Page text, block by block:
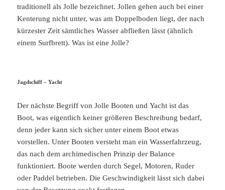
traditionell als Jolle bezeichnet. Jollen gehen auch bei einer
Kenterung nicht unter, was am Doppelboden liegt, der nach
kürzester Zeit sämtliches Wasser abfließen lässt (ähnlich
einem Surfbrett). Was ist eine Jolle?
Jagdschiff – Yacht
Der nächste Begriff von Jolle Booten und Yacht ist das
Boot, was eigentlich keiner größeren Beschreibung bedarf,
denn jeder kann sich sicher unter einem Boot etwas
vorstellen. Unter Booten versteht man ein Wasserfahrzeug,
das nach dem archimedischen Prinzip der Balance
funktioniert. Boote werden durch Segel, Motoren, Ruder
oder Paddel betrieben. Die Geschwindigkeit lässt sich dabei